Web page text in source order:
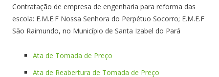
Contratação de empresa de engenharia para reforma das
escola: E.M.E.F Nossa Senhora do Perpétuo Socorro; E.M.E.F
São Raimundo, no Município de Santa Izabel do Pará
Ata de Tomada de Preço
Ata de Reabertura de Tomada de Preço